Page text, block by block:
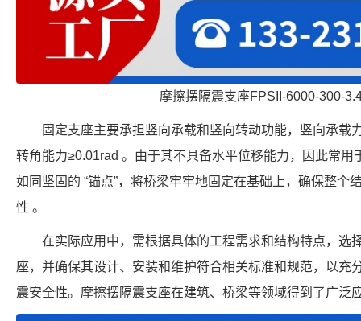
摩擦摆隔震支座FPSII-6000-300-
固定支座主要承担竖向承载和竖向转动功能，竖向承载
转角能力≥0.01rad 。由于其不具备水平位移能力，因此常
如同坚固的 “锚点”，将桥梁牢牢地固定在基础上，确保整个
性 。
在实际应用中，需根据具体的工程需求和结构特点，选
座，并确保其设计、安装和维护符合相关标准和规范，以充
震安全性。摩擦摆隔震支座在建筑、桥梁等领域得到了广泛